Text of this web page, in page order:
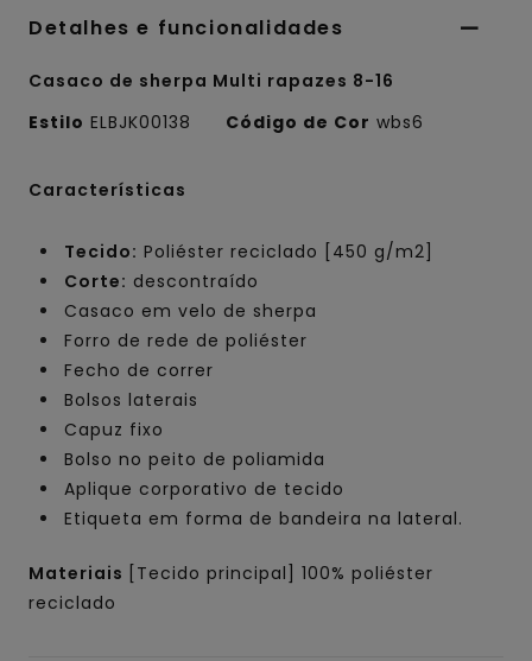
Detalhes e funcionalidades
Casaco de sherpa Multi rapazes 8-16
Estilo ELBJK00138 Código de Cor wbs6
Características
Tecido: Poliéster reciclado [450 g/m2]
Corte: descontraído
Casaco em velo de sherpa
Forro de rede de poliéster
Fecho de correr
Bolsos laterais
Capuz fixo
Bolso no peito de poliamida
Aplique corporativo de tecido
Etiqueta em forma de bandeira na lateral.
Materiais
[Tecido principal] 100% poliéster
reciclado